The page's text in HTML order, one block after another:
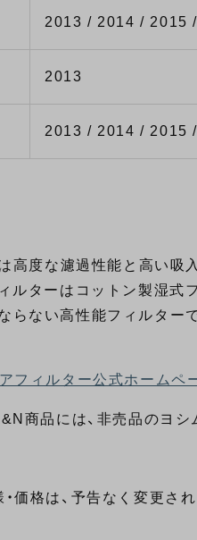
2013 / 2014 / 2015
2013
2013 / 2014 / 2015
高度な濾過性能と高い吸
ルターはコットン製湿式
らない高性能フィルターで
フィルター公式ホームペ
商品には、非売品のヨ
価格は、予告なく変更さ